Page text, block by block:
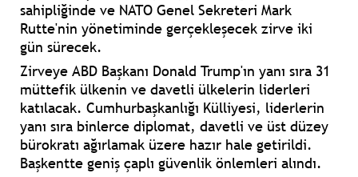
sahipliğinde ve NATO Genel Sekreteri Mark
Rutte'nin yönetiminde gerçekleşecek zirve iki
gün sürecek.
Zirveye ABD Başkanı Donald Trump'ın yanı sıra 31
müttefik ülkenin ve davetli ülkelerin liderleri
katılacak. Cumhurbaşkanlığı Külliyesi, liderlerin
yanı sıra binlerce diplomat, davetli ve üst düzey
bürokratı ağırlamak üzere hazır hale getirildi.
Başkentte geniş çaplı güvenlik önlemleri alındı.